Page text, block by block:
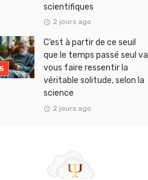
scientifiques
2 jours ago
C’est à partir de ce seuil
que le temps passé seul va
vous faire ressentir la
véritable solitude, selon la
science
2 jours ago